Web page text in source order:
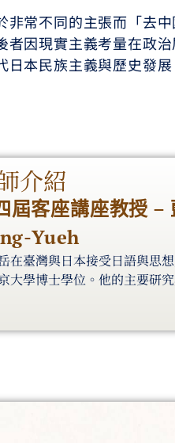
非常不同的主張而「去
者因現實主義考量在政
本民族主義與歷史發展
介紹
屆客座講座教授 –
Yueh
在臺灣與日本接受日語與思
大學博士學位。他的主要研